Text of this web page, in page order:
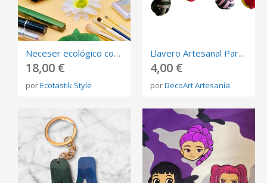
Neceser ecológico con estampado de cebra y cremallera morada
18,00 €
porEcotastik Style
Llavero Artesanal Paracord - Nudo Bola Mono - Llaveros canica - Llaveros Supervivencia y Defensa
4,00 €
porDecoArt Artesanía